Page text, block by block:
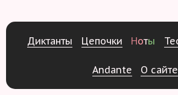
Диктанты Цепочки Ноты Те
Andante О сайте